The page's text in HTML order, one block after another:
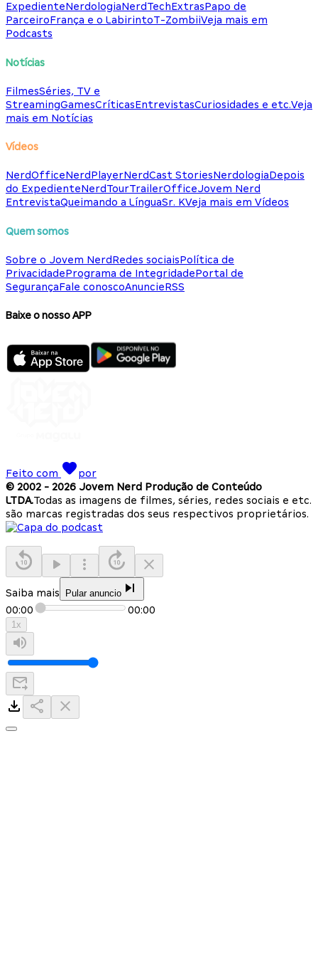
ExpedienteNerdologiaNerdTechExtrasPapo de
ParceiroFrança e o LabirintoT-ZombiiVeja mais em
Podcasts
Notícias
FilmesSéries, TV e
StreamingGamesCríticasEntrevistasCuriosidades e etc.Veja
mais em Notícias
Vídeos
NerdOfficeNerdPlayerNerdCast StoriesNerdologiaDepois
do ExpedienteNerdTourTrailerOfficeJovem Nerd
EntrevistaQueimando a LínguaSr. KVeja mais em Vídeos
Quem somos
Sobre o Jovem NerdRedes sociaisPolítica de
PrivacidadePrograma de IntegridadePortal de
SegurançaFale conoscoAnuncieRSS
Baixe o nosso APP
Feito com
por
© 2002 - 2026 Jovem Nerd Produção de Conteúdo
LTDA.Todas as imagens de filmes, séries, redes sociais e etc.
são marcas registradas dos seus respectivos proprietários.
Saiba mais Pular anuncio
00:00 00:00
1x